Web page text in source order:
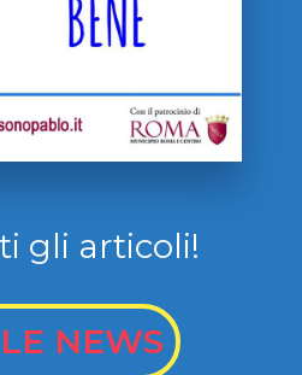
gli articoli!
NEWS